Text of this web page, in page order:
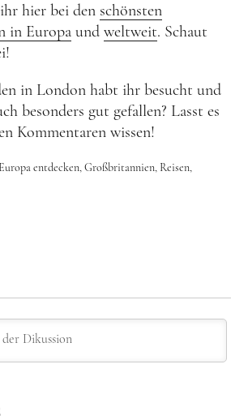
hier bei den schönsten
in Europa und weltweit. Schaut
in London habt ihr besucht und
besonders gut gefallen? Lasst es
Kommentaren wissen!
Europa entdecken Großbritannien Reisen